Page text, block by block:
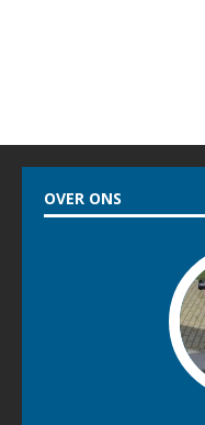
OVER ONS